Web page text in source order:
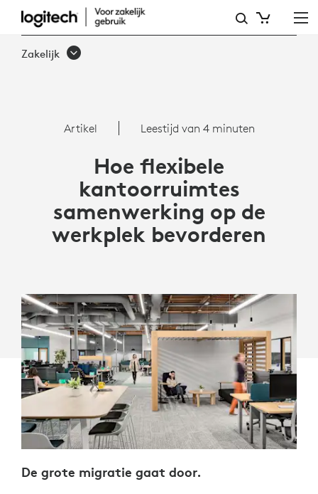
HOE
FLEXIBELE
WERKPLEK
BEVORDEREN
Zakelijk
Artikel Leestijd van 4 minuten
Hoe flexibele
kantoorruimtes
samenwerking op de
werkplek bevorderen
De grote migratie gaat door.